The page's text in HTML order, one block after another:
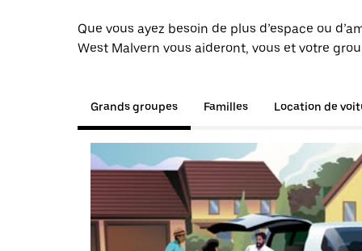
Que vous ayez besoin de plus d’espace ou
West Malvern vous aideront, vous et votre
Grands groupes Familles Location de